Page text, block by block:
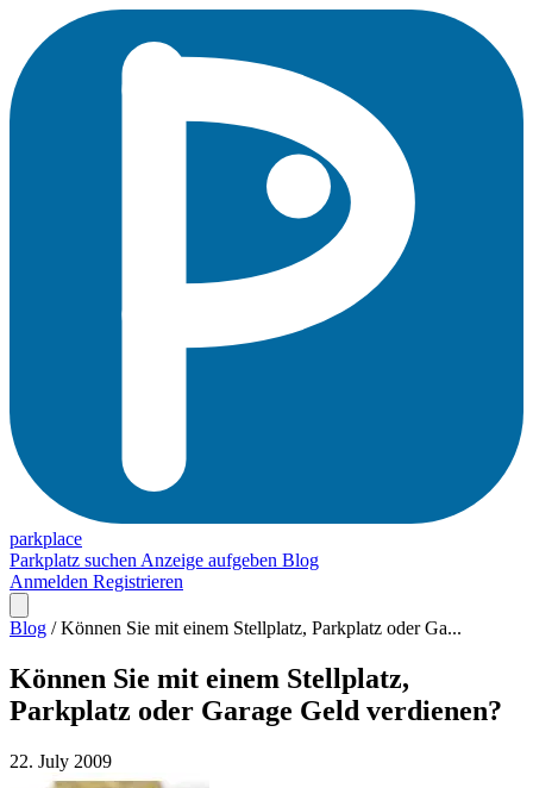
parkplace
Parkplatz suchen Anzeige aufgeben Blog
Anmelden Registrieren
Blog / Können Sie mit einem Stellplatz, Parkplatz oder Ga...
Können Sie mit einem Stellplatz,
Parkplatz oder Garage Geld verdienen?
22. July 2009